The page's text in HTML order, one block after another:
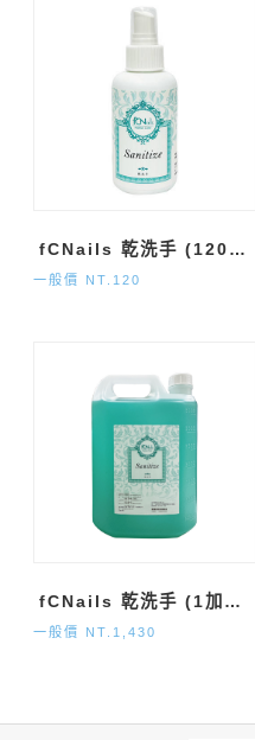
fCNails 乾洗手 (120ml)
一般價 NT.120
fCNails 乾洗手 (1加侖)
一般價 NT.1,430